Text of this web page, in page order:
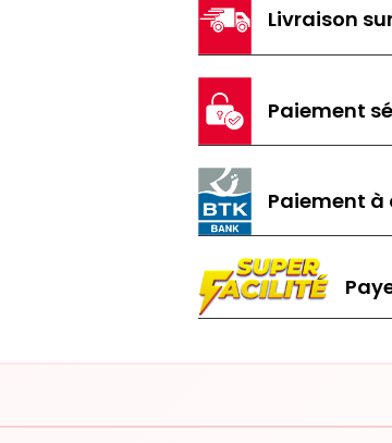
Livraison
Paiement
Paiement à